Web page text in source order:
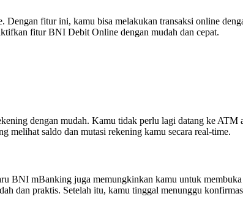
fitur ini, kamu bisa melakukan transaksi online
fitur BNI Debit Online dengan mudah dan cepat.
dengan mudah. Kamu tidak perlu lagi datang ke ATM
melihat saldo dan mutasi rekening kamu secara real-time.
BNI mBanking juga memungkinkan kamu untuk
dan praktis. Setelah itu, kamu tinggal menunggu